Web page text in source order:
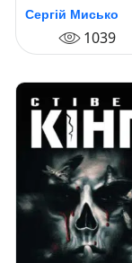
Сергій Мисько
1039